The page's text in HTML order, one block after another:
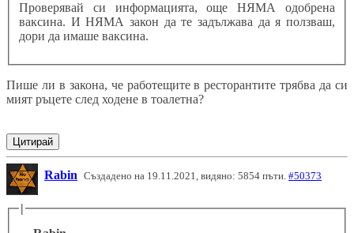
Проверявай си информацията, още НЯМА одобрена
ваксина. И НЯМА закон да те задължава да я ползваш,
дори да имаше ваксина.
Пише ли в закона, че работещите в ресторантите трябва да си
мият ръцете след ходене в тоалетна?
Цитирай
Rabin Създадено на 19.11.2021, видяно: 5854 пъти. #50373
|